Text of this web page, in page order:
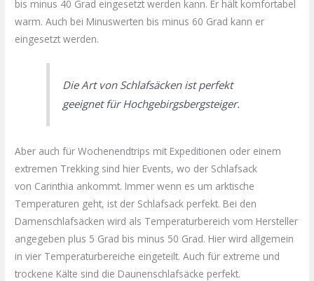
bis minus 40 Grad eingesetzt werden kann. Er hält komfortabel
warm. Auch bei Minuswerten bis minus 60 Grad kann er
eingesetzt werden.
Die Art von Schlafsäcken ist perfekt
geeignet fürHochgebirgsbergsteiger.
Aber auch fürWochenendtrips mit Expeditionen oder einem
extremen Trekking sind hier Events, wo der Schlafsack
von Carinthia ankommt. Immer wenn es um arktische
Temperaturen geht, ist der Schlafsack perfekt. Bei den
Damenschlafsäcken wird als Temperaturbereich vom Hersteller
angegeben plus 5 Grad bis minus 50 Grad. Hier wird allgemein
in vier Temperaturbereiche eingeteilt. Auch für extreme und
trockene Kälte sind die Daunenschlafsäcke perfekt.